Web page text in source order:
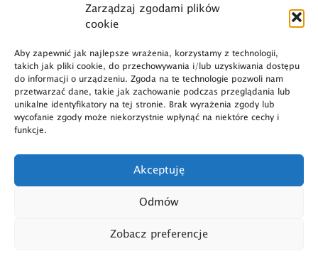
Zarządzaj zgodami plików
cookie
Aby zapewnić jak najlepsze wrażenia, korzystamy z technologii,
takich jak pliki cookie, do przechowywania i/lub uzyskiwania dostępu
do informacji o urządzeniu. Zgoda na te technologie pozwoli nam
przetwarzać dane, takie jak zachowanie podczas przeglądania lub
unikalne identyfikatory na tej stronie. Brak wyrażenia zgody lub
wycofanie zgody może niekorzystnie wpłynąć na niektóre cechy i
funkcje.
Akceptuję
Odmów
Zobacz preferencje
Dostawa i płatność
Polityka prywatności
Regulamin
Polityka plików cookies
Dane firmy
Zwroty